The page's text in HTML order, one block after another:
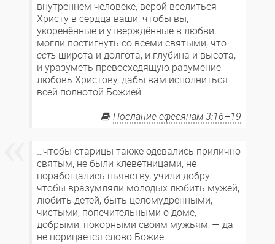
внутреннем человеке, верой вселиться
Христу в сердца ваши, чтобы вы,
укоренённые и утверждённые в любви,
могли постигнуть со всеми святыми, что
есть широта и долгота, и глубина и высота,
и уразуметь превосходящую разумение
любовь Христову, дабы вам исполниться
всей полнотой Божией.
Послание ефесянам 3:16–19
…чтобы старицы также одевались прилично
святым, не были клеветницами, не
порабощались пьянству, учили добру;
чтобы вразумляли молодых любить мужей,
любить детей, быть целомудренными,
чистыми, попечительными о доме,
добрыми, покорными своим мужьям, — да
не порицается слово Божие.